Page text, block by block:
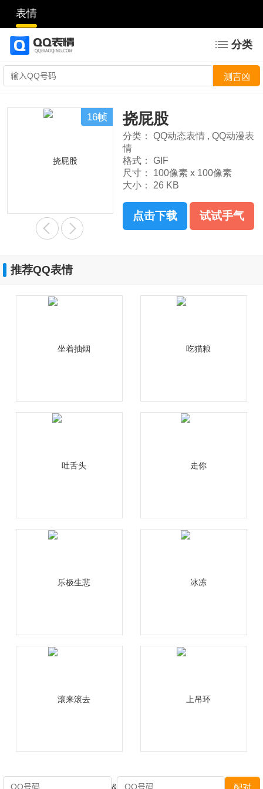
表情
分类
16帧 挠屁股
分类： QQ动态表情 , QQ动漫表
情
格式：
GIF
尺寸：
100像素 x 100像素
大小：
26 KB
点击下载 试试手气
推荐QQ表情